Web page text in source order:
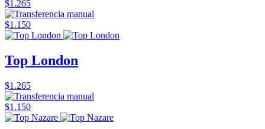
$1.265
$1.150
Top London
$1.265
$1.150